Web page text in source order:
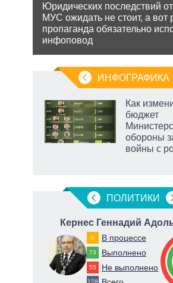
Юридических последствий
МУС ожидать не стоит, а вот
пропаганда обязательно
инфоповод
ИНФОГРАФИКА
Как
бюджет
обороны
войны с
ПОЛИТИКИ
Кернес Геннадий
0 В процессе
73 Выполнено
55 Не выполнено